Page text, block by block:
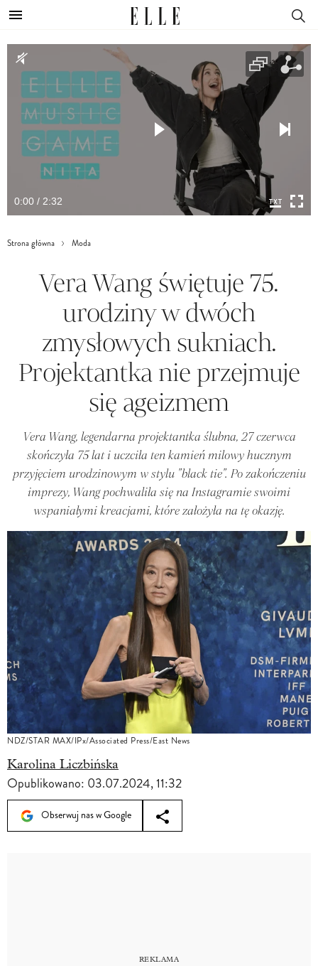
0:00 / 2:32
Strona główna Moda
Vera Wang świętuje 75.
urodziny w dwóch
zmysłowych sukniach.
Projektantka nie przejmuje
się ageizmem
Vera Wang, legendarna projektantka ślubna, 27 czerwca
skończyła 75 lat i uczciła ten kamień milowy hucznym
przyjęciem urodzinowym w stylu "black tie". Po zakończeniu
imprezy, Wang pochwaliła się na Instagramie swoimi
wspaniałymi kreacjami, które założyła na tę okazję.
NDZ/STAR MAX/IPx/Associated Press/East News
Karolina Liczbińska
Opublikowano: 03.07.2024, 11:32
Obserwuj nas w Google